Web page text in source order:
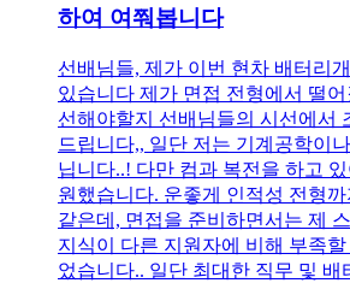
하여 여쭤봅니다
선배님들, 제가 이번 현차 배터리
있습니다 제가 면접 전형에서 떨
선해야할지 선배님들의 시선에서
드립니다,, 일단 저는 기계공학이
닙니다..! 다만 컴과 복전을 하고
원했습니다. 운좋게 인적성 전형
같은데, 면접을 준비하면서는 제
지식이 다른 지원자에 비해 부족
었습니다.. 일단 최대한 직무 및 배